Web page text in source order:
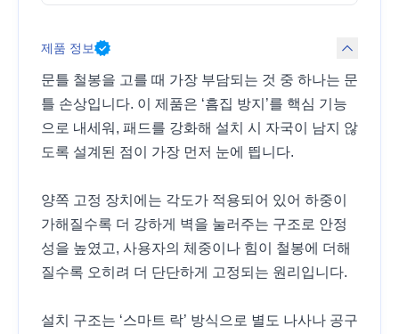
제품 정보
문틀 철봉을 고를 때 가장 부담되는 것 중 하나는 문
틀 손상입니다. 이 제품은 ‘흠집 방지’를 핵심 기능
으로 내세워, 패드를 강화해 설치 시 자국이 남지 않
도록 설계된 점이 가장 먼저 눈에 띕니다.
양쪽 고정 장치에는 각도가 적용되어 있어 하중이
가해질수록 더 강하게 벽을 눌러주는 구조로 안정
성을 높였고, 사용자의 체중이나 힘이 철봉에 더해
질수록 오히려 더 단단하게 고정되는 원리입니다.
설치 구조는 ‘스마트 락’ 방식으로 별도 나사나 공구